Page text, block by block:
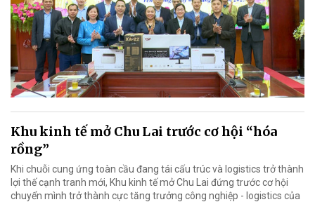
Khu kinh tế mở Chu Lai trước cơ hội “hóa
rồng”
Khi chuỗi cung ứng toàn cầu đang tái cấu trúc và logistics trở thành
lợi thế cạnh tranh mới, Khu kinh tế mở Chu Lai đứng trước cơ hội
chuyển mình trở thành cực tăng trưởng công nghiệp - logistics của